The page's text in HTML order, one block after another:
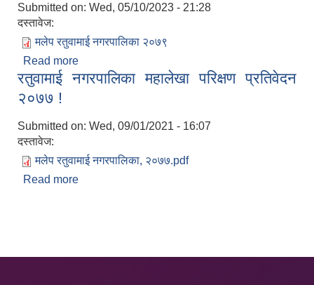
Submitted on: Wed, 05/10/2023 - 21:28
दस्तावेज:
मलेप रतुवामाई नगरपालिका २०७९
Read more
२०७९ !
रतुवामाई नगरपालिका महालेखा परिक्षण प्रतिवेदन
२०७७ !
Submitted on: Wed, 09/01/2021 - 16:07
दस्तावेज:
मलेप रतुवामाई नगरपालिका, २०७७.pdf
Read more